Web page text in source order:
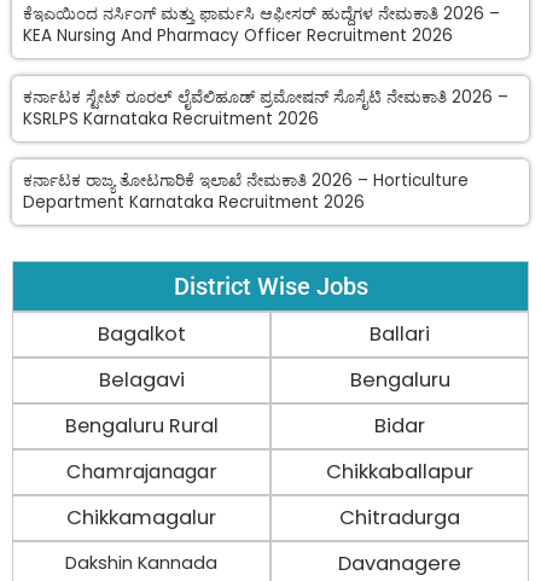
ಕೆಇಎಯಿಂದ ನರ್ಸಿಂಗ್ ಮತ್ತು ಫಾರ್ಮಸಿ ಆಫೀಸರ್ ಹುದ್ದೆಗಳ ನೇಮಕಾತಿ 2026 –
KEA Nursing And Pharmacy Officer Recruitment 2026
ಕರ್ನಾಟಕ ಸ್ಟೇಟ್ ರೂರಲ್ ಲೈವೆಲಿಹೂಡ್ ಪ್ರಮೋಷನ್ ಸೊಸೈಟಿ ನೇಮಕಾತಿ 2026 –
KSRLPS Karnataka Recruitment 2026
ಕರ್ನಾಟಕ ರಾಜ್ಯ ತೋಟಗಾರಿಕೆ ಇಲಾಖೆ ನೇಮಕಾತಿ 2026 – Horticulture
Department Karnataka Recruitment 2026
District Wise Jobs
Bagalkot
Ballari
Belagavi
Bengaluru
Bengaluru Rural
Bidar
Chamrajanagar
Chikkaballapur
Chikkamagalur
Chitradurga
Dakshin Kannada
Davanagere